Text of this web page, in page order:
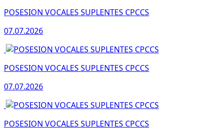
POSESION VOCALES SUPLENTES CPCCS
07.07.2026
POSESION VOCALES SUPLENTES CPCCS
07.07.2026
POSESION VOCALES SUPLENTES CPCCS